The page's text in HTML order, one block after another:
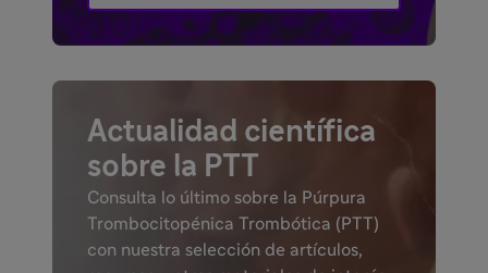
Actualidad científica
sobre la PTT
Consulta lo último sobre la Púrpura
Trombocitopénica Trombótica (PTT)
con nuestra selección de artículos,